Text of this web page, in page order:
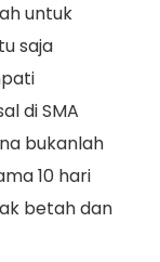
untuk
saja
di SMA
bukanlah
10 hari
betah dan